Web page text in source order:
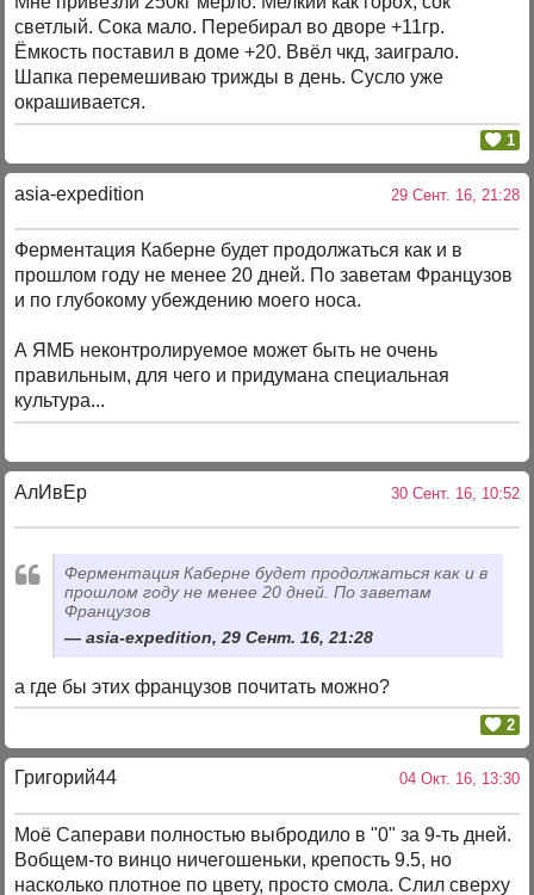
светлый. Сока мало. Перебирал во дворе +11гр.
Ёмкость поставил в доме +20. Ввёл чкд, заиграло.
Шапка перемешиваю трижды в день. Сусло уже
окрашивается.
1
asia-expedition 29 Сент. 16, 21:28
Ферментация Каберне будет продолжаться как и в
прошлом году не менее 20 дней. По заветам Французов
и по глубокому убеждению моего носа.
А ЯМБ неконтролируемое может быть не очень
правильным, для чего и придумана специальная
культура...
АлИвЕр 30 Сент. 16, 10:52
Ферментация Каберне будет продолжаться как и в
прошлом году не менее 20 дней. По заветам
Французов
asia-expedition, 29 Сент. 16, 21:28
а где бы этих французов почитать можно?
2
Григорий44 04 Окт. 16, 13:30
Моё Саперави полностью выбродило в "0" за 9-ть дней.
Вобщем-то винцо ничегошеньки, крепость 9.5, но
насколько плотное по цвету, просто смола. Слил сверху